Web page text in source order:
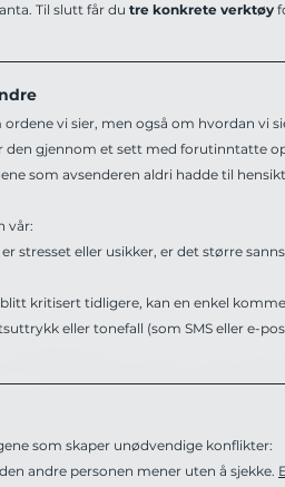
Til slutt får du tre konkrete verktøy
vi sier, men også om hvordan vi
den gjennom et sett med forutinntatte
som avsenderen aldri hadde til
vår:
er stresset eller usikker, er det større
kritisert tidligere, kan en enkel
eller tonefall (som SMS eller e-
som skaper unødvendige konflikter:
andre personen mener uten å sjekke.